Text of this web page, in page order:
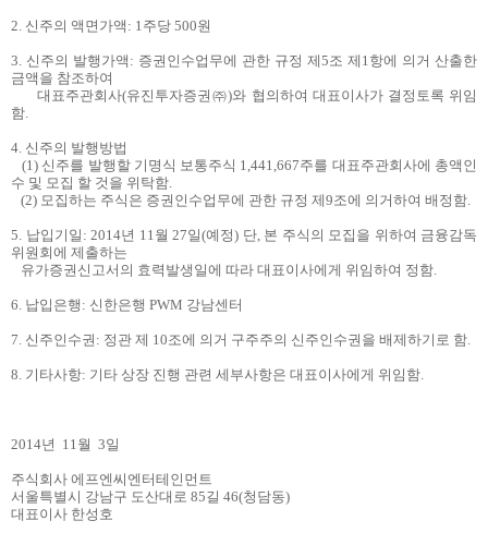
2. 신주의 액면가액 : 1주당 500원
3. 신주의 발행가액 : 증권인수업무에 관한 규정 제5조 제 1항에 의거 산출한
금액을 참조하여
대표주관회사(유진투자증권㈜)와 협의하여 대표이사가 결정토록 위임
함.
4. 신주의 발행방법
(1) 신주를 발행할 기명식 보통주식 1,441,667주를 대표주관회사에 총액인
수 및 모집 할 것을 위탁함.
(2) 모집하는 주식은 증권인수업무에 관한 규정 제9조에 의거하여 배정함.
5. 납입기일 : 2014년 11월 27일(예정) 단, 본 주식의 모집을 위하여 금융감독
위원회에 제출하는
유가증권신고서의 효력발생일에 따라 대표이사에게 위임하여 정함.
6. 납입은행 : 신한은행 PWM 강남센터
7. 신주인수권 : 정관 제 10조에 의거 구주주의 신주인수권을 배제하기로 함.
8. 기타사항: 기타 상장 진행 관련 세부사항은 대표이사에게 위임함.
2014년 11월 3일
주식회사 에프엔씨엔터테인먼트
서울특별시 강남구 도산대로 85길 46(청담동)
대표이사 한성호